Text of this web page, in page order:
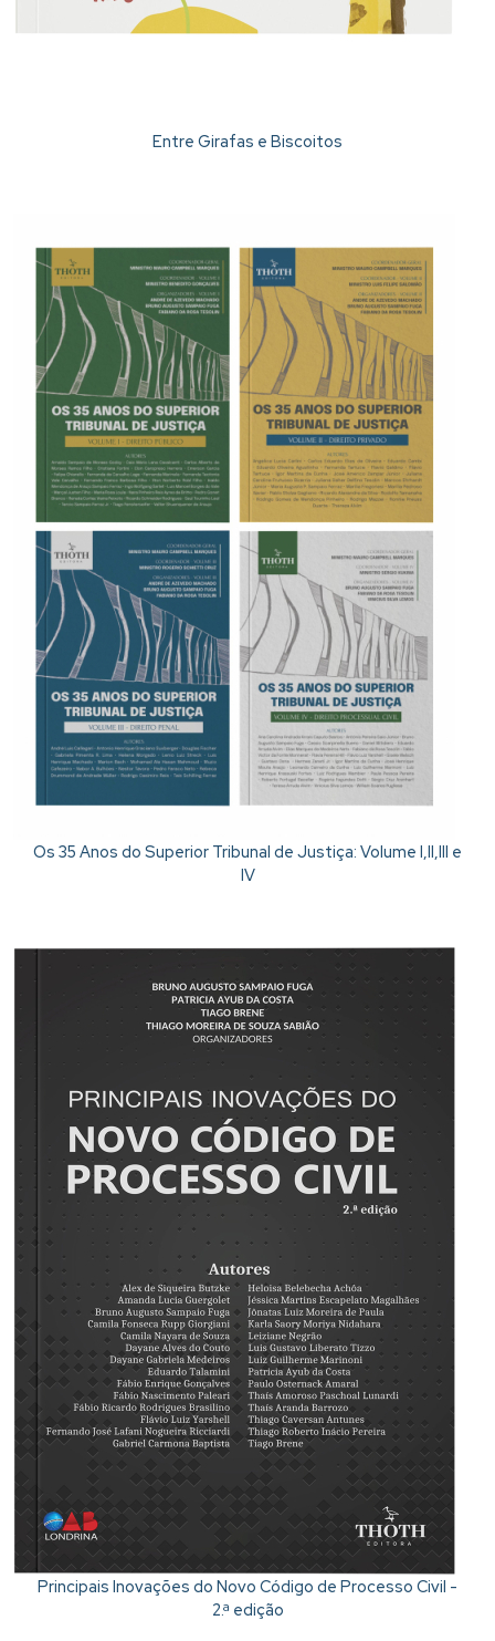
Entre Girafas e Biscoitos
Os 35 Anos do Superior Tribunal de Justiça: Volume I,II,III e
IV
Principais Inovações do Novo Código de Processo Civil -
2.ª edição